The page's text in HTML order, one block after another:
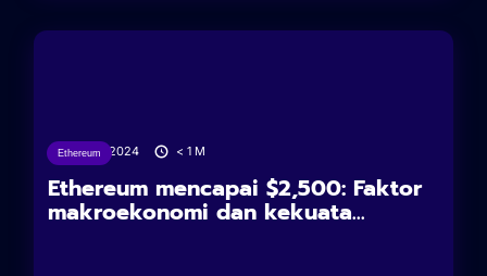
Ethereum
12/02/2024 < 1 M
Ethereum mencapai $2,500: Faktor
makroekonomi dan kekuata...